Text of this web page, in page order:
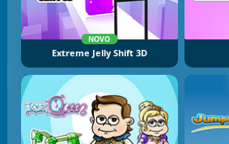
NOVO
Extreme Jelly Shift 3D